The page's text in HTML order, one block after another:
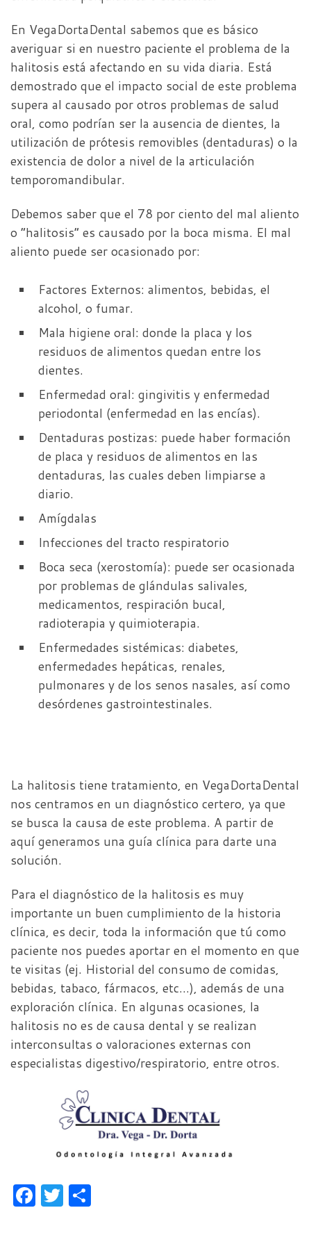
En VegaDortaDental sabemos que es básico
averiguar si en nuestro paciente el problema de la
halitosis está afectando en su vida diaria. Está
demostrado que el impacto social de este problema
supera al causado por otros problemas de salud
oral, como podrían ser la ausencia de dientes, la
utilización de prótesis removibles (dentaduras) o la
existencia de dolor a nivel de la articulación
temporomandibular.
Debemos saber que el 78 por ciento del mal aliento
o “halitosis” es causado por la boca misma. El mal
aliento puede ser ocasionado por:
Factores Externos: alimentos, bebidas, el
alcohol, o fumar.
Mala higiene oral: donde la placa y los
residuos de alimentos quedan entre los
dientes.
Enfermedad oral: gingivitis y enfermedad
periodontal (enfermedad en las encías).
Dentaduras postizas: puede haber formación
de placa y residuos de alimentos en las
dentaduras, las cuales deben limpiarse a
diario.
Amígdalas
Infecciones del tracto respiratorio
Boca seca (xerostomía): puede ser ocasionada
por problemas de glándulas salivales,
medicamentos, respiración bucal,
radioterapia y quimioterapia.
Enfermedades sistémicas: diabetes,
enfermedades hepáticas, renales,
pulmonares y de los senos nasales, así como
desórdenes gastrointestinales.
La halitosis tiene tratamiento, en VegaDortaDental
nos centramos en un diagnóstico certero, ya que
se busca la causa de este problema. A partir de
aquí generamos una guía clínica para darte una
solución.
Para el diagnóstico de la halitosis es muy
importante un buen cumplimiento de la historia
clínica, es decir, toda la información que tú como
paciente nos puedes aportar en el momento en que
te visitas (ej. Historial del consumo de comidas,
bebidas, tabaco, fármacos, etc…), además de una
exploración clínica. En algunas ocasiones, la
halitosis no es de causa dental y se realizan
interconsultas o valoraciones externas con
especialistas digestivo/respiratorio, entre otros.
F T
w